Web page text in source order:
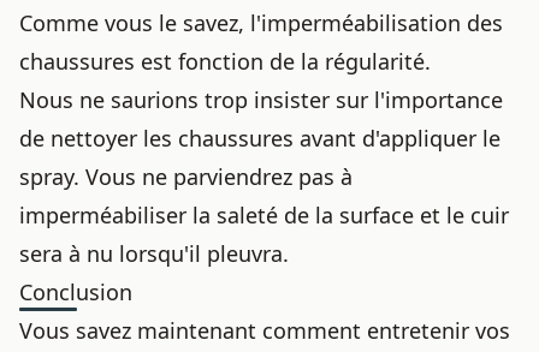
Comme vous le savez, l'imperméabilisation des
chaussures est fonction de la régularité.
Nous ne saurions trop insister sur l'importance
de nettoyer les chaussures avant d'appliquer le
spray. Vous ne parviendrez pas à
imperméabiliser la saleté de la surface et le cuir
sera à nu lorsqu'il pleuvra.
Conclusion
Vous savez maintenant comment entretenir vos